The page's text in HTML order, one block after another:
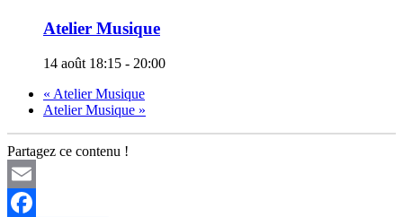
Atelier Musique
14 août 18:15 - 20:00
« Atelier Musique
Atelier Musique »
Partagez ce contenu !
Email